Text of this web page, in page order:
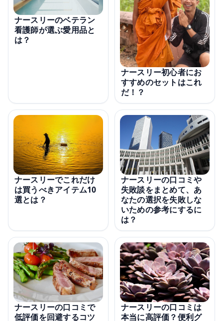
ナースリーのベテラン
看護師が選ぶ愛用品と
は？
ナースリー初心者にお
すすめのセットはこれ
だ！？
ナースリーでこれだけ
は買うべきアイテム10
選とは？
ナースリーの口コミや
失敗談をまとめて、あ
なたの選択を失敗しな
いための参考にするに
は？
ナースリーの口コミで
低評価を回避するコツ
ナースリーの口コミは
本当に高評価？便利グ